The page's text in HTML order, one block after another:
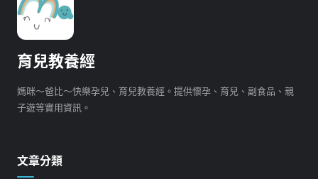
育兒教養經
媽咪～爸比～快樂孕兒、育兒教養經。提供懷孕、育兒、副食品、親
子遊等實用資訊。
文章分類